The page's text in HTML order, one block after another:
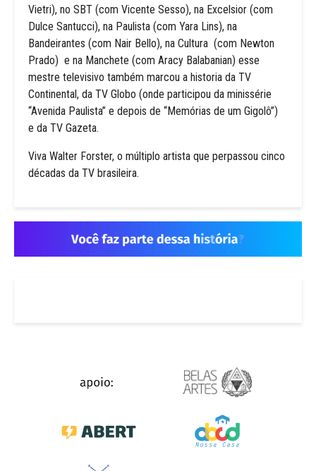
Vietri), no SBT (com Vicente Sesso), na Excelsior (com
Dulce Santucci), na Paulista (com Yara Lins), na
Bandeirantes (com Nair Bello), na Cultura (com Newton
Prado) e na Manchete (com Aracy Balabanian) esse
mestre televisivo também marcou a historia da TV
Continental, da TV Globo (onde participou da minissérie
“Avenida Paulista” e depois de “Memórias de um Gigolô”)
e da TV Gazeta.
Viva Walter Forster, o múltiplo artista que perpassou cinco
décadas da TV brasileira.